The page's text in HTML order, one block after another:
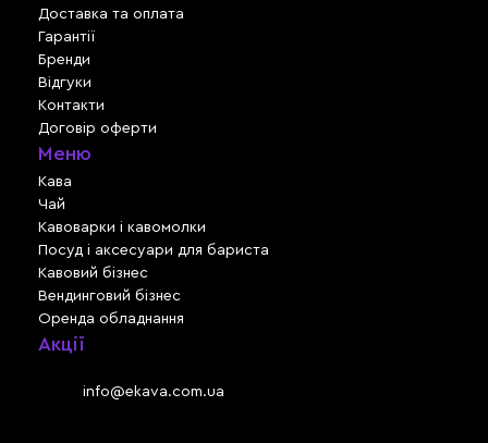
Доставка та оплата
Гарантії
Бренди
Відгуки
Контакти
Договір оферти
Меню
Кава
Чай
Кавоварки і кавомолки
Посуд і аксесуари для бариста
Кавовий бізнес
Вендинговий бізнес
Оренда обладнання
Акції
info@ekava.com.ua